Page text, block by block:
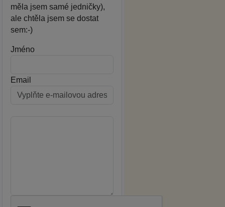
měla jsem samé jedničky),
ale chtěla jsem se dostat
sem:-)
Jméno
Email